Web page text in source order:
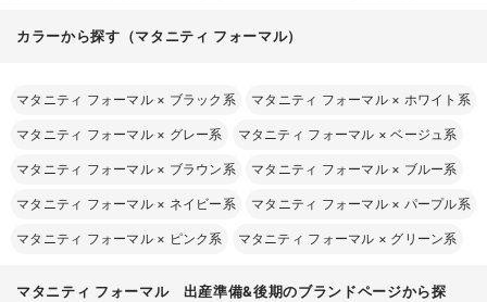
カラーから探す（マタニティ フォーマル）
マタニティ フォーマル × ブラック系 マタニティ フォーマル × ホワイト系
マタニティ フォーマル × グレー系 マタニティ フォーマル ×ベージュ系
マタニティ フォーマル × ブラウン系 マタニティ フォーマル × ブルー系
マタニティ フォーマル × ネイビー系 マタニティ フォーマル × パープル系
マタニティ フォーマル × ピンク系 マタニティ フォーマル × グリーン系
マタニティ フォーマル 出産準備&後期のブランドページから探